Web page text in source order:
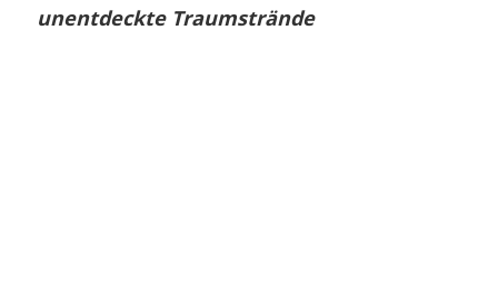
unentdeckte Traumstrände